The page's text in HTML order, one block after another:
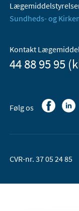
Sundheds- og
Kontakt
44 88 95 95
Følg os
CVR-nr. 37 05 24 85